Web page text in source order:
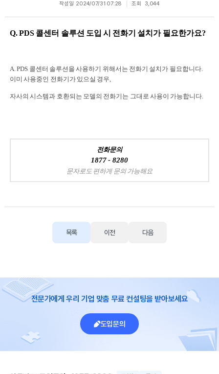
작성일 2024/07/31 07:28 조회 3,044
Q. PDS 콜센터 솔루션 도입 시 전화기 설치가 필요한가요?
A. PDS 콜센터 솔루션을 사용하기 위해서는 전화기 설치가 필요합니다.
이미 사용중인 전화기가 있으실 경우,
자사의 시스템과 호환되는 모델의 전화기는 그대로 사용이 가능합니다.
전화문의
1877 - 8280
문자로도 편하게 문의 가능해요
목록 이전 다음
전문가에게 우리 기업 맞춤 무료 컨설팅을 받아보세요
도입문의